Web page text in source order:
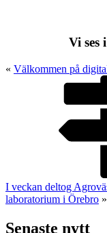
Vi ses
« Välkommen på
I veckan deltog
laboratorium i Örebro »
Senaste nytt